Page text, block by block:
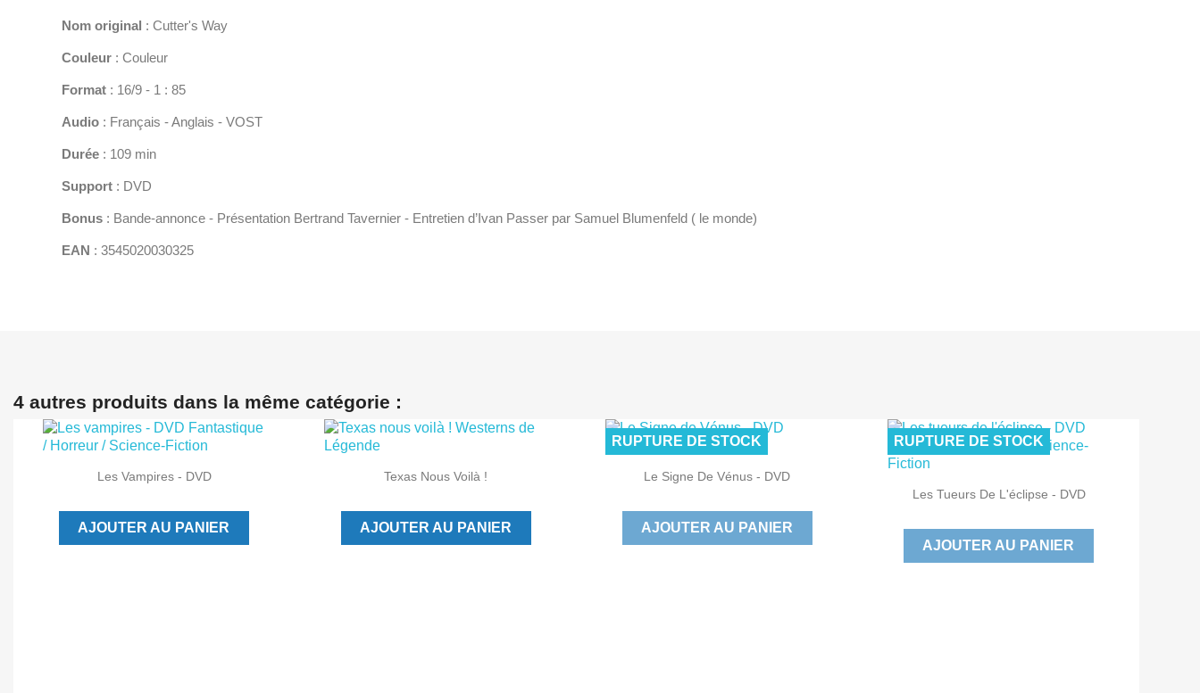
Nom original : Cutter's Way
Couleur : Couleur
Format : 16/9 - 1 : 85
Audio : Français - Anglais - VOST
Durée : 109 min
Support : DVD
Bonus : Bande-annonce - Présentation Bertrand Tavernier - Entretien d’Ivan Passer par Samuel Blumenfeld ( le monde)
EAN : 3545020030325
4 autres produits dans la même catégorie :
 Aperçu rapide
Les Vampires - DVD
AJOUTER AU PANIER
 Aperçu rapide
Texas Nous Voilà !
AJOUTER AU PANIER
 Aperçu rapide
Le Signe De Vénus - DVD
AJOUTER AU PANIER
RUPTURE DE STOCK
 Aperçu rapide
Les Tueurs De L'éclipse - DVD
AJOUTER AU PANIER
RUPTURE DE STOCK